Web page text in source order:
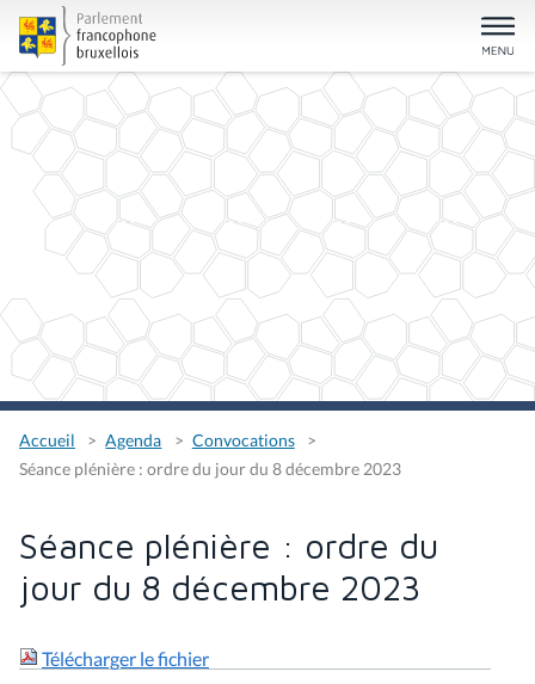
Accueil Agenda
Convocations
Séance plénière : ordre du jour du 8 décembre 2023
Séance plénière : ordre du
jour du 8 décembre 2023
Télécharger le fichier